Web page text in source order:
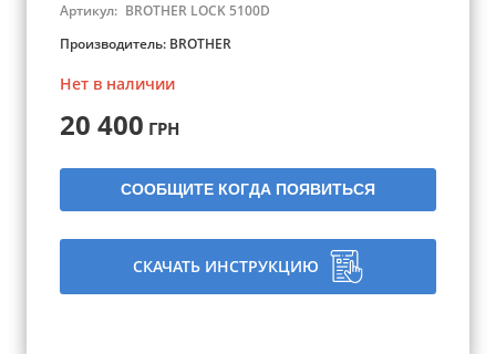
Артикул: BROTHER LOCK 5100D
Производитель: BROTHER
Нет в наличии
20 400 ГРН
СООБЩИТЕ КОГДА ПОЯВИТЬСЯ
СКАЧАТЬ ИНСТРУКЦИЮ